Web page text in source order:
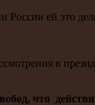
ей это
в
что